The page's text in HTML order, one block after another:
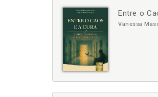
Entre o
Vanessa